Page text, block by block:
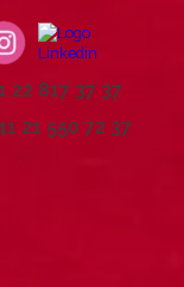
22 817 37 37
21 550 72 37